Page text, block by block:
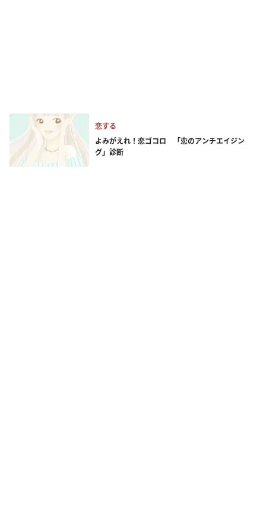
恋する
よみがえれ！恋ゴコロ 「恋のアンチエイジン
グ」診断